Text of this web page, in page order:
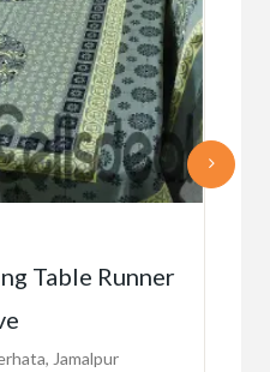
Table Runner
Jamalpur